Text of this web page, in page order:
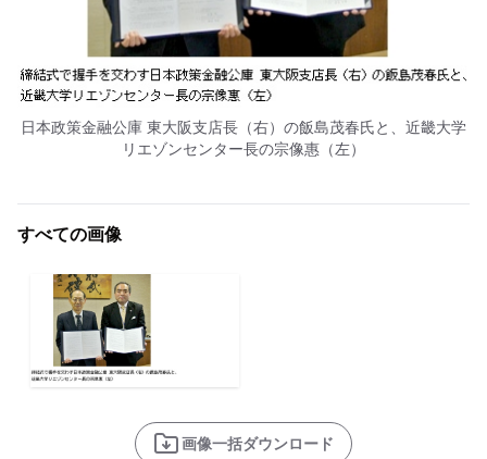
日本政策金融公庫 東大阪支店長（右）の飯島茂春氏と、近畿大学
リエゾンセンター長の宗像惠（左）
すべての画像
画像一括ダウンロード